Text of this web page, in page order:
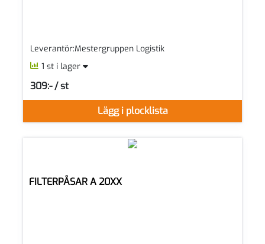
Leverantör:Mestergruppen Logistik
1 st i lager
Lägg i plocklista
309:- / st
SEK per ST
FILTERPÅSAR A 20XX